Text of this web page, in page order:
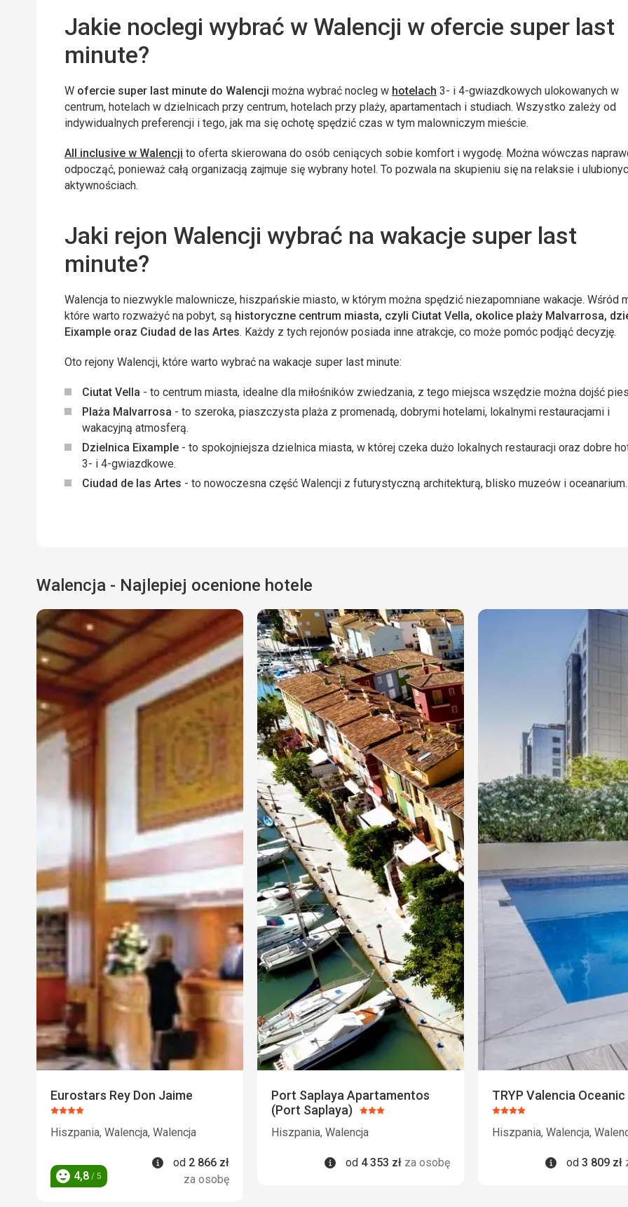
Jakie noclegi wybrać w Walencji w ofercie super last
minute?
W ofercie super last minute do Walencji można wybrać nocleg w hotelach 3- i 4-gwiazdkowych ulokowanych w
centrum, hotelach w dzielnicach przy centrum, hotelach przy plaży, apartamentach i studiach. Wszystko zależy od
indywidualnych preferencji i tego, jak ma się ochotę spędzić czas w tym malowniczym mieście.
All inclusive w Walencji to oferta skierowana do osób ceniących sobie komfort i wygodę. Można wówczas
odpocząć, ponieważ całą organizacją zajmuje się wybrany hotel. To pozwala na skupieniu się na relaksie i
aktywnościach.
Jaki rejon Walencji wybrać na wakacje super last
minute?
Walencja to niezwykle malownicze, hiszpańskie miasto, w którym można spędzić niezapomniane wakacje. Wśród
które warto rozważyć na pobyt, są historyczne centrum miasta, czyli Ciutat Vella, okolice plaży Malvarrosa,
Eixample oraz Ciudad de las Artes. Każdy z tych rejonów posiada inne atrakcje, co może pomóc podjąć decyzję.
Oto rejony Walencji, które warto wybrać na wakacje super last minute:
Ciutat Vella - to centrum miasta, idealne dla miłośników zwiedzania, z tego miejsca wszędzie można dojść
Plaża Malvarrosa - to szeroka, piaszczysta plaża z promenadą, dobrymi hotelami, lokalnymi restauracjami i
wakacyjną atmosferą.
Dzielnica Eixample - to spokojniejsza dzielnica miasta, w której czeka dużo lokalnych restauracji oraz dobre
3- i 4-gwiazdkowe.
Ciudad de las Artes - to nowoczesna część Walencji z futurystyczną architekturą, blisko muzeów i oceanarium.
Walencja - Najlepiej ocenione hotele
Eurostars Rey Don Jaime
Ocena:
4/5
Hiszpania, Walencja, Walencja
Ocena
4,8 / 5
Informacje
od 2 866 zł
za osobę
Port Saplaya Apartamentos
(Port Saplaya) Ocena:
3/5
Hiszpania, Walencja
Informacje
od 4 353 zł za osobę
TRYP Valencia Oceanic
Ocena:
4/5
Hiszpania, Walencja,
Informacje
od 3 809 zł